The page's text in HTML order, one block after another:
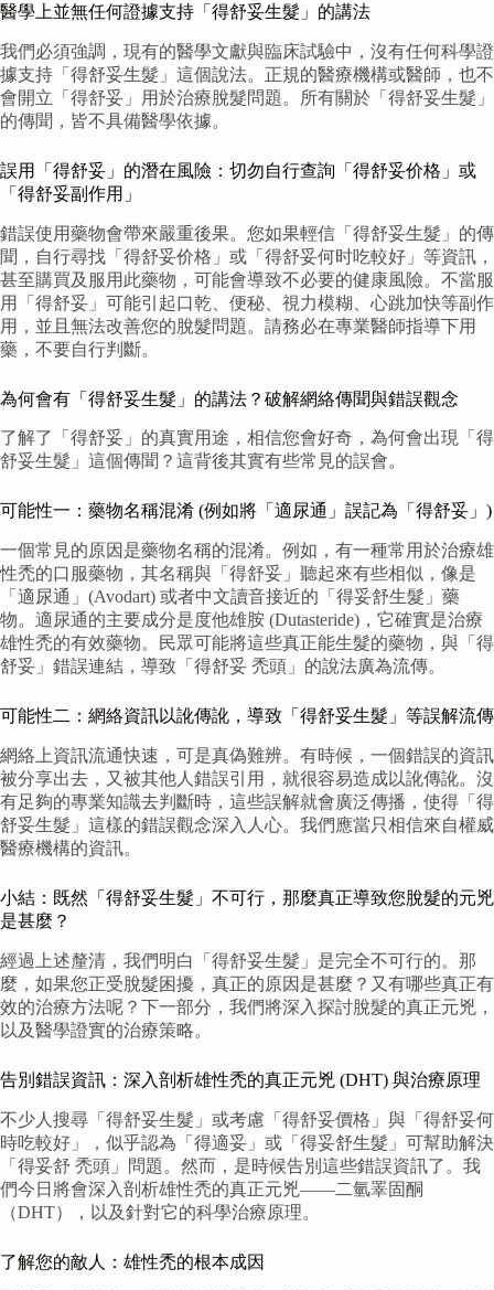
醫學上並無任何證據支持「得舒妥生髮」的講法
我們必須強調，現有的醫學文獻與臨床試驗中，沒有任何科學證
據支持「得舒妥生髮」這個說法。正規的醫療機構或醫師，也不
會開立「得舒妥」用於治療脫髮問題。所有關於「得舒妥生髮」
的傳聞，皆不具備醫學依據。
誤用「得舒妥」的潛在風險：切勿自行查詢「得舒妥价格」或
「得舒妥副作用」
錯誤使用藥物會帶來嚴重後果。您如果輕信「得舒妥生髮」的傳
聞，自行尋找「得舒妥价格」或「得舒妥何时吃較好」等資訊，
甚至購買及服用此藥物，可能會導致不必要的健康風險。不當服
用「得舒妥」可能引起口乾、便秘、視力模糊、心跳加快等副作
用，並且無法改善您的脫髮問題。請務必在專業醫師指導下用
藥，不要自行判斷。
為何會有「得舒妥生髮」的講法？破解網絡傳聞與錯誤觀念
了解了「得舒妥」的真實用途，相信您會好奇，為何會出現「得
舒妥生髮」這個傳聞？這背後其實有些常見的誤會。
可能性一：藥物名稱混淆 (例如將「適尿通」誤記為「得舒妥」)
一個常見的原因是藥物名稱的混淆。例如，有一種常用於治療雄
性禿的口服藥物，其名稱與「得舒妥」聽起來有些相似，像是
「適尿通」(Avodart) 或者中文讀音接近的「得妥舒生髮」藥
物。適尿通的主要成分是度他雄胺 (Dutasteride)，它確實是治療
雄性禿的有效藥物。民眾可能將這些真正能生髮的藥物，與「得
舒妥」錯誤連結，導致「得舒妥 禿頭」的說法廣為流傳。
可能性二：網絡資訊以訛傳訛，導致「得舒妥生髮」等誤解流傳
網絡上資訊流通快速，可是真偽難辨。有時候，一個錯誤的資訊
被分享出去，又被其他人錯誤引用，就很容易造成以訛傳訛。沒
有足夠的專業知識去判斷時，這些誤解就會廣泛傳播，使得「得
舒妥生髮」這樣的錯誤觀念深入人心。我們應當只相信來自權威
醫療機構的資訊。
小結：既然「得舒妥生髮」不可行，那麼真正導致您脫髮的元兇
是甚麼？
經過上述釐清，我們明白「得舒妥生髮」是完全不可行的。那
麼，如果您正受脫髮困擾，真正的原因是甚麼？又有哪些真正有
效的治療方法呢？下一部分，我們將深入探討脫髮的真正元兇，
以及醫學證實的治療策略。
告別錯誤資訊：深入剖析雄性禿的真正元兇 (DHT) 與治療原理
不少人搜尋「得舒妥生髮」或考慮「得舒妥價格」與「得舒妥何
時吃較好」，似乎認為「得適妥」或「得妥舒生髮」可幫助解決
「得妥舒 禿頭」問題。然而，是時候告別這些錯誤資訊了。我
們今日將會深入剖析雄性禿的真正元兇——二氫睪固酮
（DHT），以及針對它的科學治療原理。
了解您的敵人：雄性禿的根本成因